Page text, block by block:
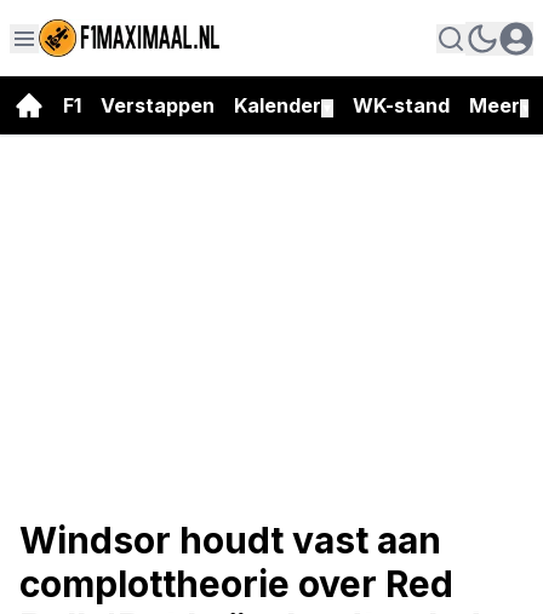
F1 Verstappen Kalender WK-stand Meer
Windsor houdt vast aan
complottheorie over Red